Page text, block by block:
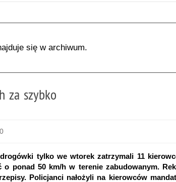
się w archiwum.
za szybko
tylko we wtorek zatrzymali 11
o ponad 50 km/h w terenie zabudowanym.
Policjanci nałożyli na kierowców